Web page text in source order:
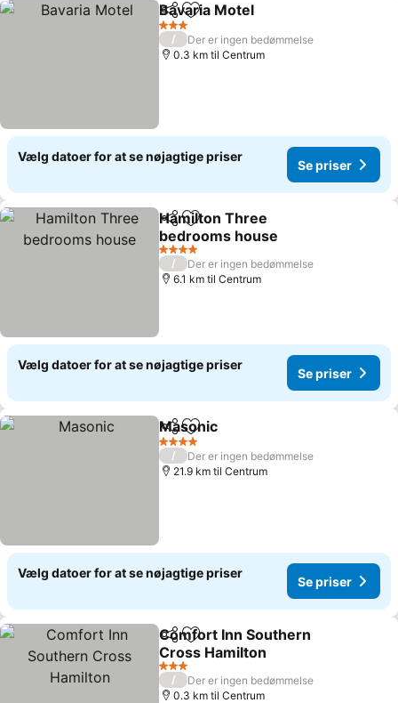
Del Føj til favoritter
Bavaria Motel
3 Stjerner
/
Der er ingen bedømmelse
0.3 km til Centrum
Vælg datoer for at se nøjagtige priser
Se priser
Del Føj til favoritter
Hamilton Three
bedrooms house
4 Stjerner
/
Der er ingen bedømmelse
6.1 km til Centrum
Vælg datoer for at se nøjagtige priser
Se priser
Del Føj til favoritter
Masonic
4 Stjerner
/
Der er ingen bedømmelse
21.9 km til Centrum
Vælg datoer for at se nøjagtige priser
Se priser
Del Føj til favoritter
Comfort Inn Southern
Cross Hamilton
3 Stjerner
/
Der er ingen bedømmelse
0.3 km til Centrum